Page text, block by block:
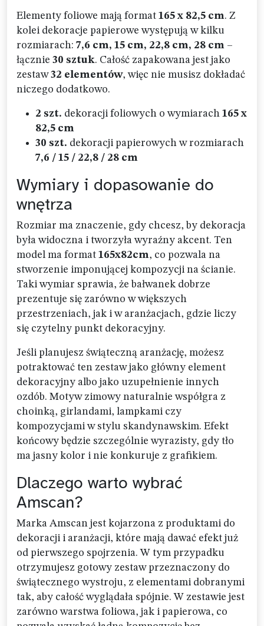
Elementy foliowe mają format 165 x 82,5 cm. Z
kolei dekoracje papierowe występują w kilku
rozmiarach: 7,6 cm, 15 cm, 22,8 cm, 28 cm –
łącznie 30 sztuk. Całość zapakowana jest jako
zestaw32 elementów, więc nie musisz dokładać
niczego dodatkowo.
2 szt. dekoracji foliowych o wymiarach 165 x
82,5 cm
30 szt. dekoracji papierowych w rozmiarach
7,6 / 15 / 22,8 / 28 cm
Wymiary i dopasowanie do
wnętrza
Rozmiar ma znaczenie, gdy chcesz, by dekoracja
była widoczna i tworzyła wyraźny akcent. Ten
model ma format 165x82cm, co pozwala na
stworzenie imponującej kompozycji na ścianie.
Taki wymiar sprawia, że bałwanek dobrze
prezentuje się zarówno w większych
przestrzeniach, jak i w aranżacjach, gdzie liczy
się czytelny punkt dekoracyjny.
Jeśli planujesz świąteczną aranżację, możesz
potraktować ten zestaw jako główny element
dekoracyjny albo jako uzupełnienie innych
ozdób. Motyw zimowy naturalnie współgra z
choinką, girlandami, lampkami czy
kompozycjami w stylu skandynawskim. Efekt
końcowy będzie szczególnie wyrazisty, gdy tło
ma jasny kolor i nie konkuruje z grafikiem.
Dlaczego warto wybrać
Amscan?
Marka Amscan jest kojarzona z produktami do
dekoracji i aranżacji, które mają dawać efekt już
od pierwszego spojrzenia. W tym przypadku
otrzymujesz gotowy zestaw przeznaczony do
świątecznego wystroju, z elementami dobranymi
tak, aby całość wyglądała spójnie. W zestawie jest
zarówno warstwa foliowa, jak i papierowa, co